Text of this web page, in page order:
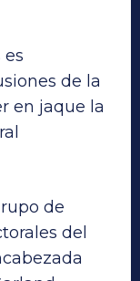
es
de la
en jaque la
de
del